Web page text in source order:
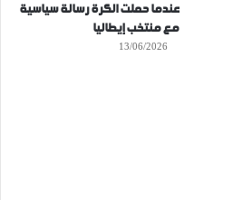
عندما حملت الكرة رسالة سياسية
مع منتخب إيطاليا
13/06/2026